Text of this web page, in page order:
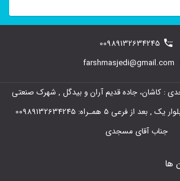
00989132634245
farshmasjedi@gmail.com
: کاشان، جاده قدیم آران و بیدگل , شهرک صنعتی
سلیمان صباحی , انتهای بلوار یک , بعد از فرعی 5 همـراه: 00989132634245
جناب آقای مسجدی
ها